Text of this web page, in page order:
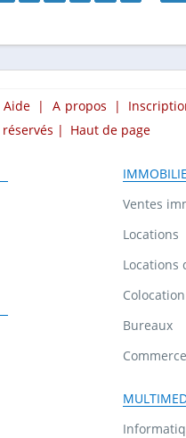
Aide | A propos |
| Haut de page
Ventes
Locations
Locations
Colocation
Bureaux